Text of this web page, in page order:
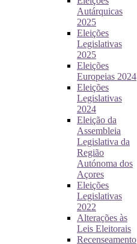
Autárquicas
2025
Eleições
Legislativas
2025
Eleições
Europeias 2024
Eleições
Legislativas
2024
Eleição da
Assembleia
Legislativa da
Região
Autónoma dos
Açores
Eleições
Legislativas
2022
Alterações às
Leis Eleitorais
Recenseamento